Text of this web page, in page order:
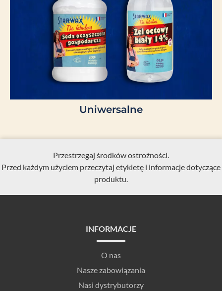
Uniwersalne
Przestrzegaj środków ostrożności.
Przed każdym użyciem przeczytaj etykietę i informacje dotyczące
produktu.
INFORMACJE
O nas
Nasze zabowiązania
Nasi dystrybutorzy